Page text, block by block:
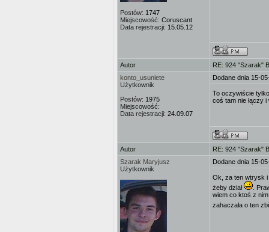
Postów: 1747
Miejscowość: Coruscant
Data rejestracji: 15.05.12
Autor
RE: 924 "Szarak"
konto_usuniete
Użytkownik
Postów: 1975
Miejscowość:
Data rejestracji: 24.09.07
Dodane dnia 15-
To oczywiście
coś tam nie łączy
Autor
RE: 924 "Szarak"
Szarak Maryjusz
Użytkownik
Dodane dnia 15-
Ok, za ten wtrysk
żeby dział
.
wiem co ktoś z
zahaczała o ten